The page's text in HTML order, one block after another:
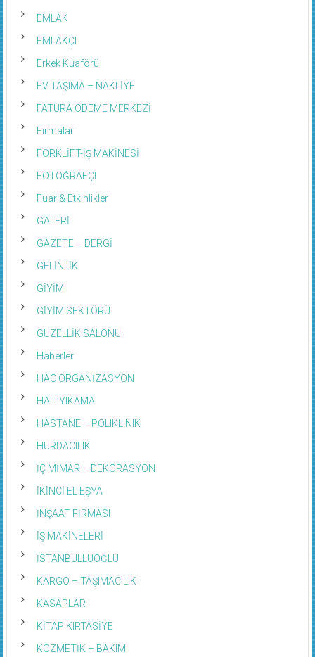
EMLAK
EMLAKÇI
Erkek Kuaförü
EV TAŞIMA – NAKLİYE
FATURA ÖDEME MERKEZİ
Firmalar
FORKLİFT-İŞ MAKİNESİ
FOTOĞRAFÇI
Fuar & Etkinlikler
GALERİ
GAZETE – DERGİ
GELİNLİK
GİYİM
GİYİM SEKTÖRÜ
GÜZELLİK SALONU
Haberler
HAC ORGANİZASYON
HALI YIKAMA
HASTANE – POLIKLINIK
HURDACILIK
İÇ MİMAR – DEKORASYON
İKİNCİ EL EŞYA
İNŞAAT FİRMASI
İŞ MAKİNELERİ
İSTANBULLUOĞLU
KARGO – TAŞIMACILIK
KASAPLAR
KİTAP KIRTASİYE
KOZMETİK – BAKIM